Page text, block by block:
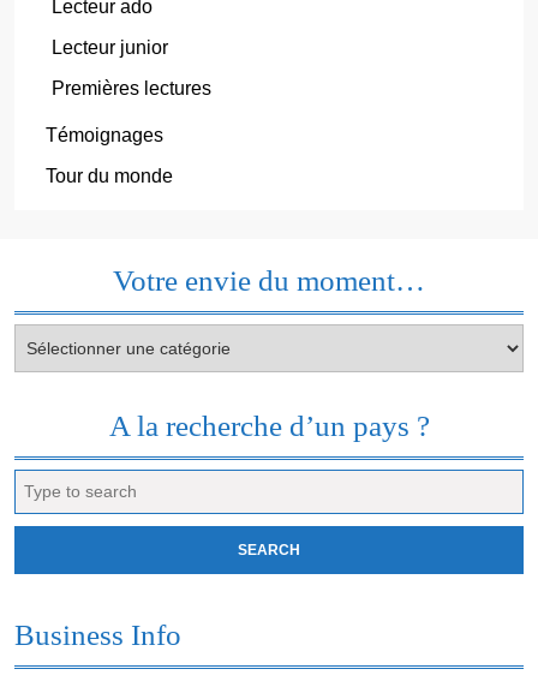
Lecteur ado
Lecteur junior
Premières lectures
Témoignages
Tour du monde
Votre envie du moment…
envie
A la recherche d’un pays ?
for:
Business Info